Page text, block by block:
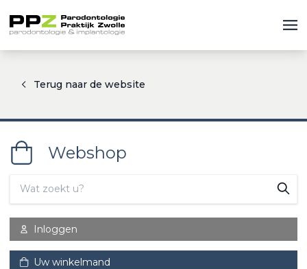
Terug naar de website
Webshop
Inloggen
Uw winkelmand